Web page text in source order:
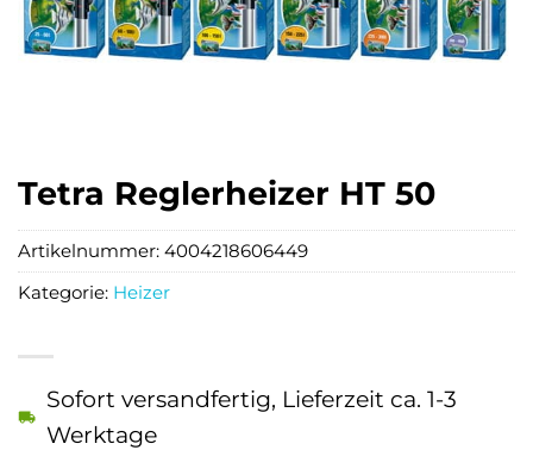
Tetra Reglerheizer HT 50
Sofort versandfertig, Lieferzeit ca. 1-3
Werktage
Artikelnummer: 4004218606449
Kategorie: Heizer